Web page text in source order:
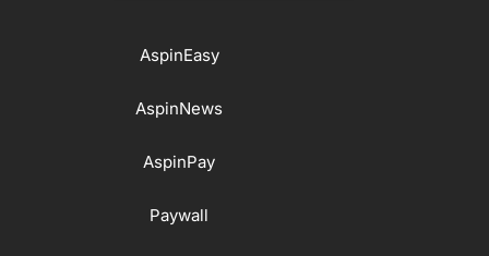
AspinEasy
AspinNews
AspinPay
Paywall